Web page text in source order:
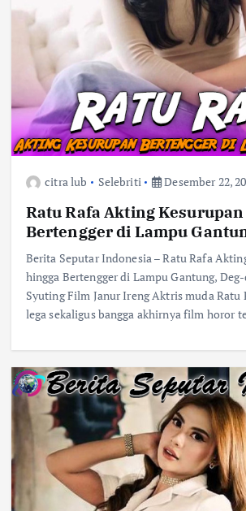
citra lub Selebriti Desember 22,
Ratu Rafa Akting
Bertengger di Lampu
Berita Seputar Indonesia – Ratu Rafa
hingga Bertengger di Lampu Gantung,
Syuting Film Janur Ireng Aktris muda Ratu
lega sekaligus bangga akhirnya film horor